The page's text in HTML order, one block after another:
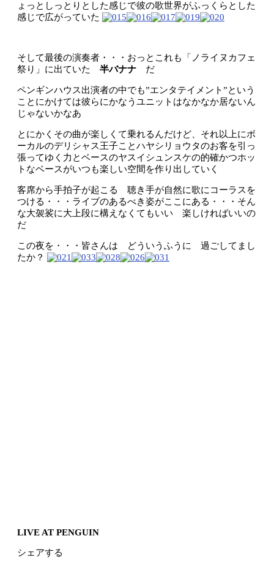
ょっとしっとりとした感じで彼の歌世界がふっくらとした
感じで広がっていた
そして最後の演奏者・・・おっとこれも「ノライヌカフェ
祭り」に出ていた 半バナナ だ
ペンギンハウス出演者の中でも”エンタテイメント”という
ことにかけては彼らにかなうユニットはなかなか居ないん
じゃないかなあ
とにかくその曲が楽しくて乗れるんだけど、それ以上にボ
ーカルのデリシャス王子ことハヤシリョウタのお客を引っ
張ってゆく力とベースのヤスイシュンスケの的確かつホッ
トなベースがいつも楽しい空間を作り出していく
客席から手拍子が起こる 聴き手が自然に歌にコーラスを
つける・・・ライブのあるべき姿がここにある・・・そん
な大袈裟に大上段に構えなくてもいい 楽しければいいの
だ
この夜を・・・皆さんは どういうふうに 過ごしてまし
たか？
LIVE AT PENGUIN
シェアする